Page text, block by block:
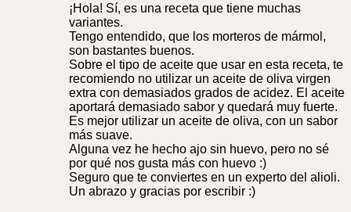
¡Hola! Sí, es una receta que tiene muchas
variantes.
Tengo entendido, que los morteros de mármol,
son bastantes buenos.
Sobre el tipo de aceite que usar en esta receta, te
recomiendo no utilizar un aceite de oliva virgen
extra con demasiados grados de acidez. El aceite
aportará demasiado sabor y quedará muy fuerte.
Es mejor utilizar un aceite de oliva, con un sabor
más suave.
Alguna vez he hecho ajo sin huevo, pero no sé
por qué nos gusta más con huevo :)
Seguro que te conviertes en un experto del alioli.
Un abrazo y gracias por escribir :)